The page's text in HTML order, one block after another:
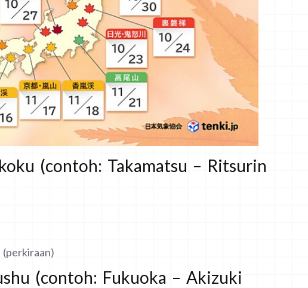
(contoh: Takamatsu – Ritsurin
(contoh: Fukuoka – Akizuki